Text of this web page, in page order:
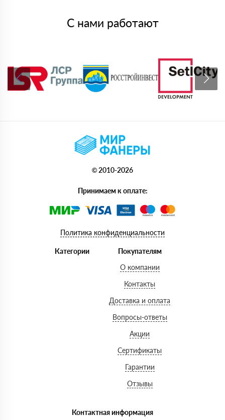
С нами работают
© 2010-2026
Принимаем к оплате:
Политика конфиденциальности
Категории
Покупателям
О компании
Контакты
Доставка и оплата
Вопросы-ответы
Акции
Сертификаты
Гарантии
Отзывы
Контактная информация